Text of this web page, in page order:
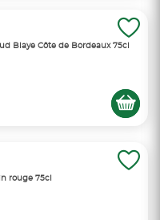
Blaye Côte de Bordeaux 75cl
rouge 75cl